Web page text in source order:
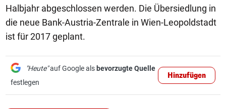
Halbjahr abgeschlossen werden. Die Übersiedlung in
die neue Bank-Austria-Zentrale in Wien-Leopoldstadt
ist für 2017 geplant.
"Heute"auf Google als bevorzugte Quelle
festlegen
Hinzufügen